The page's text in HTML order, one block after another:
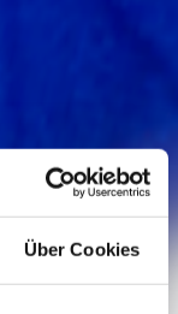
Über Cookies